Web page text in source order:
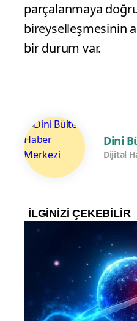
parçalanmaya
bireyselleşmesinin
bir durum var.
Dini
Dijital